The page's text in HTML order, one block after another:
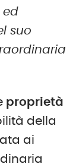
ed
suo
proprietà
della
ai